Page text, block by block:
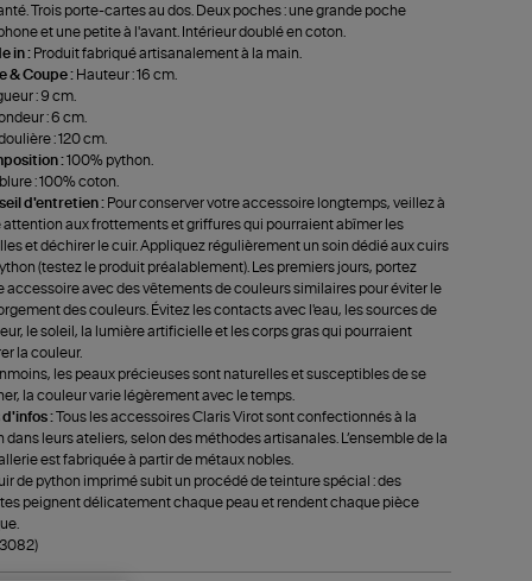
Trois porte-cartes au dos. Deux poches : une grande poche
et une petite à l'avant. Intérieur doublé en coton.
in : Produit fabriqué artisanalement à la main.
& Coupe : Hauteur : 16 cm.
: 9 cm.
: 6 cm.
: 120 cm.
:100% python.
: 100% coton.
d'entretien : Pour conserver votre accessoire longtemps, veillez à
attention aux frottements et griffures qui pourraient abîmer les
et déchirer le cuir. Appliquez régulièrement un soin dédié aux cuirs
(testez le produit préalablement). Les premiers jours, portez
accessoire avec des vêtements de couleurs similaires pour éviter le
des couleurs. Évitez les contacts avec l'eau, les sources de
le soleil, la lumière artificielle et les corps gras qui pourraient
la couleur.
les peaux précieuses sont naturelles et susceptibles de se
la couleur varie légèrement avec le temps.
d'infos :Tous les accessoires Claris Virot sont confectionnés à la
dans leurs ateliers, selon des méthodes artisanales. L’ensemble de la
est fabriquée à partir de métaux nobles.
de python imprimé subit un procédé de teinture spécial : des
peignent délicatement chaque peau et rendent chaque pièce